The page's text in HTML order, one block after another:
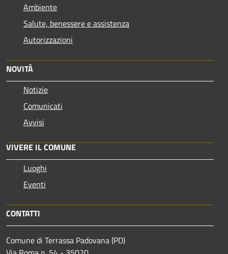
Ambiente
Salute, benessere e assistenza
Autorizzazioni
NOVITÀ
Notizie
Comunicati
Avvisi
VIVERE IL COMUNE
Luoghi
Eventi
CONTATTI
Comune di Terrassa Padovana (PD)